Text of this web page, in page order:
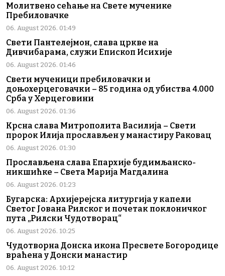
Молитвено сећање на Свете мученике
Пребиловачке
06. August 2026. 01:49
Свети Пантелејмон, слава цркве на
Дивчибарама, служи Епископ Исихије
06. August 2026. 01:46
Свети мученици пребиловачки и
доњохерцеговачки – 85 година од убиства 4.000
Срба у Херцеговини
06. August 2026. 01:36
Крсна слава Митрополита Василија – Свети
пророк Илија прослављен у манастиру Раковац
06. August 2026. 01:30
Прослављена слава Епархије будимљанско-
никшићке – Света Марија Магдалина
06. August 2026. 01:23
Бугарска: Архијерејска литургија у капели
Светог Јована Рилског и почетак поклоничког
пута „Рилски Чудотворац“
06. August 2026. 10:25
Чудотворна Донска икона Пресвете Богородице
враћена у Донски манастир
06. August 2026. 10:12